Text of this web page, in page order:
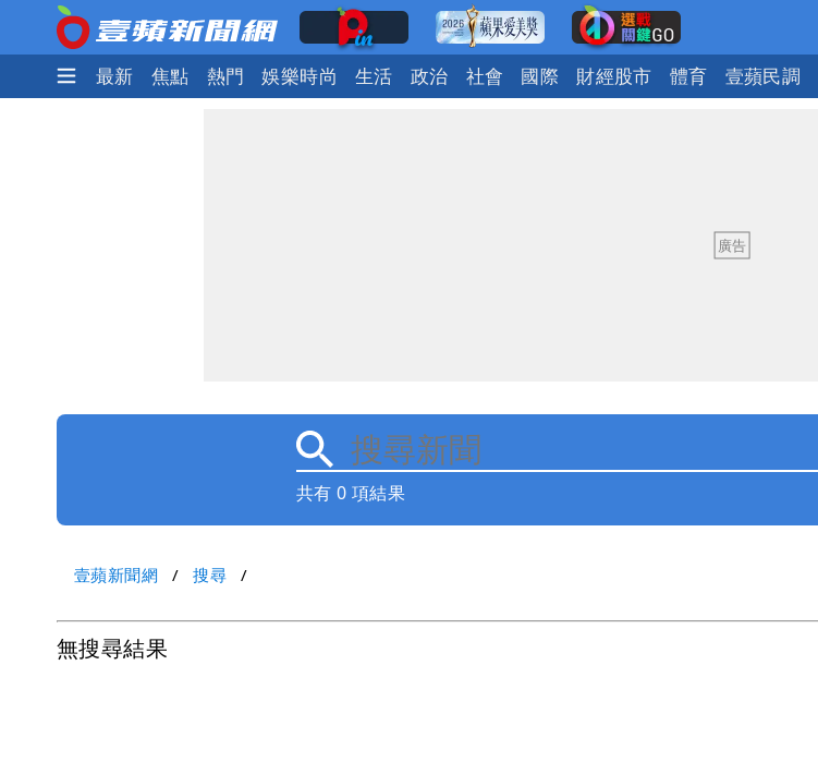
最新 焦點 熱門 娛樂時尚 生活 政治 社會 國際 財經股市 體育 壹蘋民調
共有 0 項結果
壹蘋新聞網 搜尋
無搜尋結果